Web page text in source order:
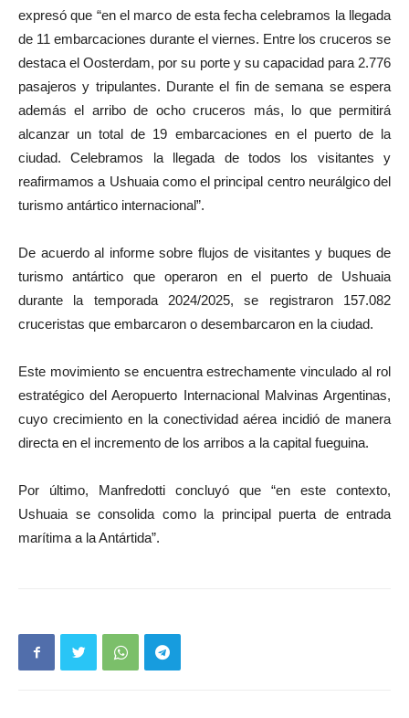
expresó que “en el marco de esta fecha celebramos la llegada
de 11 embarcaciones durante el viernes. Entre los cruceros se
destaca el Oosterdam, por su porte y su capacidad para 2.776
pasajeros y tripulantes. Durante el fin de semana se espera
además el arribo de ocho cruceros más, lo que permitirá
alcanzar un total de 19 embarcaciones en el puerto de la
ciudad. Celebramos la llegada de todos los visitantes y
reafirmamos a Ushuaia como el principal centro neurálgico del
turismo antártico internacional”.
De acuerdo al informe sobre flujos de visitantes y buques de
turismo antártico que operaron en el puerto de Ushuaia
durante la temporada 2024/2025, se registraron 157.082
cruceristas que embarcaron o desembarcaron en la ciudad.
Este movimiento se encuentra estrechamente vinculado al rol
estratégico del Aeropuerto Internacional Malvinas Argentinas,
cuyo crecimiento en la conectividad aérea incidió de manera
directa en el incremento de los arribos a la capital fueguina.
Por último, Manfredotti concluyó que “en este contexto,
Ushuaia se consolida como la principal puerta de entrada
marítima a la Antártida”.